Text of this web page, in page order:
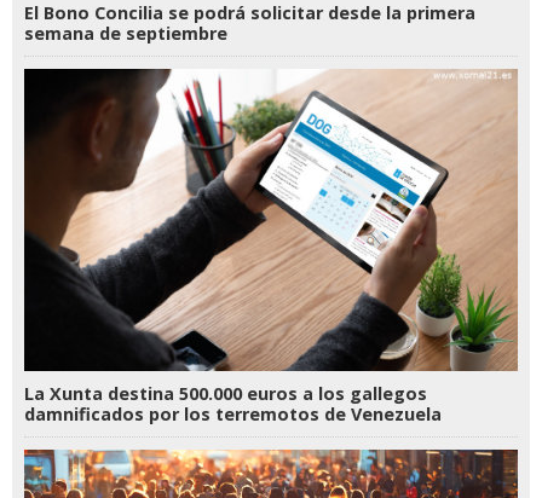
El Bono Concilia se podrá solicitar desde la primera
semana de septiembre
La Xunta destina 500.000 euros a los gallegos
damnificados por los terremotos de Venezuela